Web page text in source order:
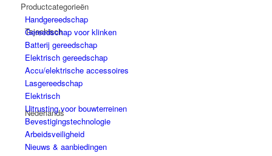
Tsjechisch
Nederlands
Productcategorieën
Handgereedschap
Gereedschap voor klinken
Batterij gereedschap
Elektrisch gereedschap
Accu/elektrische accessoires
Lasgereedschap
Elektrisch
Uitrusting voor bouwterreinen
Bevestigingstechnologie
Arbeidsveiligheid
Nieuws & aanbiedingen